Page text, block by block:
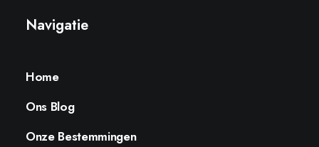
Navigatie
Home
Ons Blog
Onze Bestemmingen